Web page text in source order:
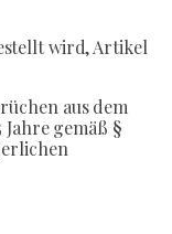
wird, Artikel
aus dem
gemäß §